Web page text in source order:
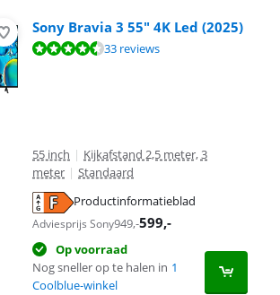
Sony Bravia 3 55" 4K Led (2025)
de 10, gebaseerd op 33 reviews.
33 reviews
55 inch | Kijkafstand 2,5 meter, 3
meter | Standaard
Productinformatieblad
Adviesprijs Sony949,-599,-
Op voorraad
Nog sneller op te halen in 1
Coolblue-winkel